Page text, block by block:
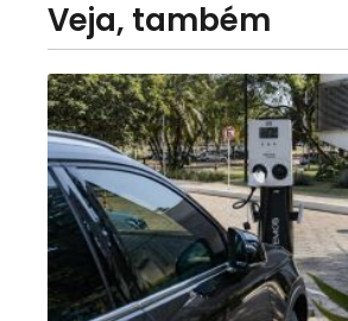
Veja, também